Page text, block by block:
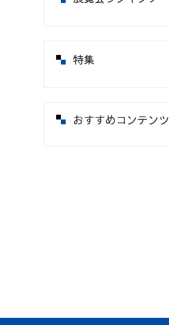
特集
おすすめコンテンツ